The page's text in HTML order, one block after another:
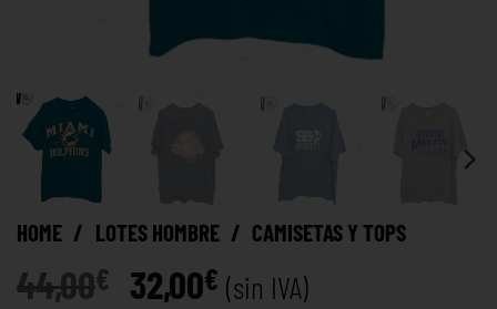
HOME / LOTES HOMBRE / CAMISETAS Y TOPS
44,00€ 32,00€ (sin IVA)